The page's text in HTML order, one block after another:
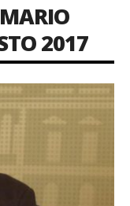
MARIO
2017